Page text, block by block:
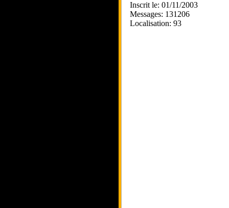
Inscrit le: 01/11/2003
Messages: 131206
Localisation: 93